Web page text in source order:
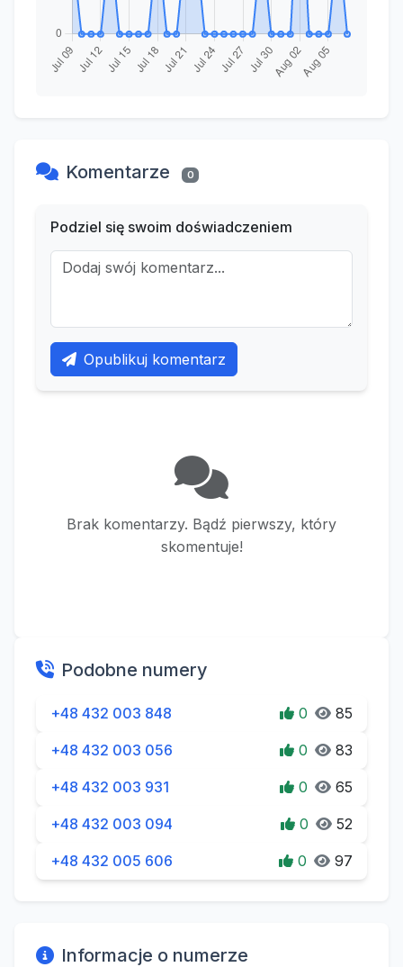
Komentarze 0
Podziel się swoim doświadczeniem
Opublikuj komentarz
Brak komentarzy. Bądź pierwszy, który
skomentuje!
Podobne numery
+48 432 003 848 0 85
+48 432 003 056 0 83
+48 432 003 931 0 65
+48 432 003 094 0 52
+48 432 005 606 0 97
Informacje o numerze